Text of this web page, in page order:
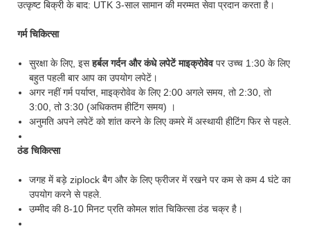
उत्कृष्ट बिक्री के बाद: UTK 3-साल सामान की मरम्मत सेवा प्रदान करता है।
गर्म चिकित्सा
सुरक्षा के लिए, इसहर्बल गर्दन और कंधे लपेटें माइक्रोवेवपर उच्च 1:30 के लिए
बहुत पहली बार आप का उपयोग लपेटें।
अगर नहीं गर्म पर्याप्त, माइक्रोवेव के लिए 2:00 अगले समय, तो 2:30, तो
3:00, तो 3:30 (अधिकतम हीटिंग समय) ।
अनुमति अपने लपेटें को शांत करने के लिए कमरे में अस्थायी हीटिंग फिर से पहले.
ठंड चिकित्सा
जगह में बड़े ziplock बैग और के लिए फ्रीजर में रखने पर कम से कम 4 घंटे का
उपयोग करने से पहले.
उम्मीद की 8-10 मिनट प्रति कोमल शांत चिकित्सा ठंड चक्र है।